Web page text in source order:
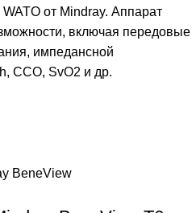
от Mindray. Аппарат
включая передовые
импедансной
CCO, SvO2 и др.